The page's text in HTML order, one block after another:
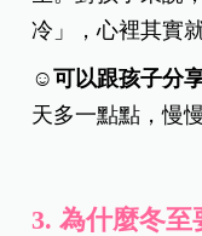
冷」，心裡其實
☺️可以跟孩子分
天多一點點，慢
3.為什麼冬至